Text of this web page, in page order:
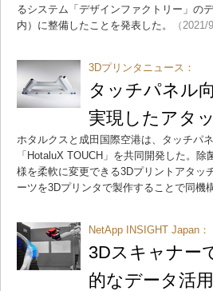
るシステム「デザインファクトリー」の
内）に整備したことを発表した。
（2021/
3Dプリンタニュース：
タッチパネル
実現したアタ
ホタルクスと成田国際空港は、タッチパ
「HotaluX TOUCH」を共同開発した。
様を柔軟に変更できる3Dプリントアタッ
ーツを3Dプリンタで製作することで同機
NetApp INSIGHT Japan：
3Dスキャナー
的なデータ活用